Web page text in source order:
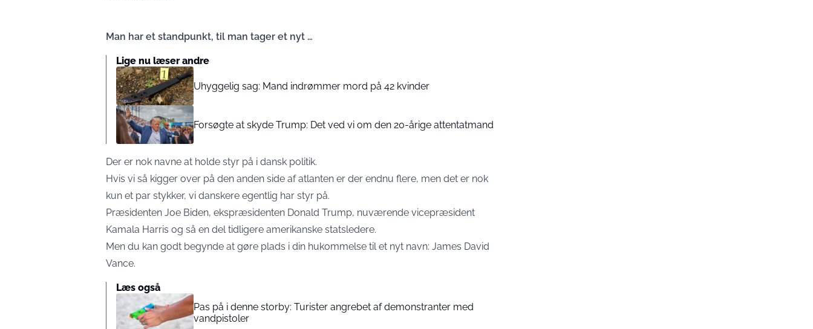
Man har et standpunkt, til man tager et nyt …
Lige nu læser andre
Uhyggelig sag: Mand indrømmer mord på 42 kvinder
Forsøgte at skyde Trump: Det ved vi om den 20-årige attentatmand
Der er nok navne at holde styr på i dansk politik.
Hvis vi så kigger over på den anden side af atlanten er der endnu flere, men det er nok
kun et par stykker, vi danskere egentlig har styr på.
Præsidenten Joe Biden, ekspræsidenten Donald Trump, nuværende vicepræsident
Kamala Harris og så en del tidligere amerikanske statsledere.
Men du kan godt begynde at gøre plads i din hukommelse til et nyt navn: James David
Vance.
Læs også
Pas på i denne storby: Turister angrebet af demonstranter med
vandpistoler